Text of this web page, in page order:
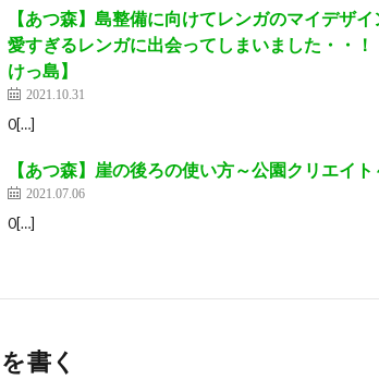
【あつ森】島整備に向けてレンガのマイデザ
愛すぎるレンガに出会ってしまいました・・
けっ島】
2021.10.31
0[…]
【あつ森】崖の後ろの使い方～公園クリエイト
2021.07.06
0[…]
書く